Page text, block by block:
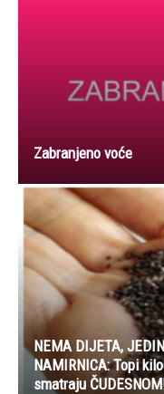
Zabranjeno voće
NEMA DIJETA,
NAMIRNICA: Topi
smatraju